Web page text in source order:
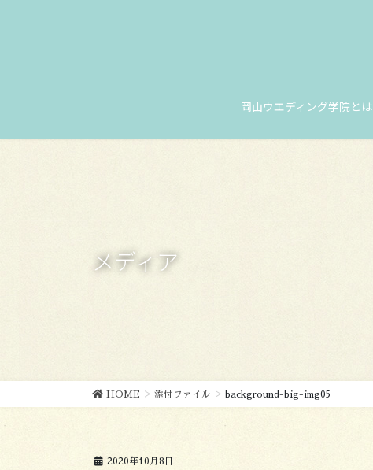
動
に
岡山ウエディング学院とは
メディア
HOME 添付ファイル background-big-img05
2020年10月8日